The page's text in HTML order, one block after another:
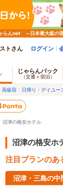
らんnet ～日本最大級の
トさん ログイン
じゃらんパック
（交通＋宿泊）
高級宿 日帰り・デイユー
沼津の格安ホテル
沼津の格安ホ
注目プランのあ
沼津・三島の